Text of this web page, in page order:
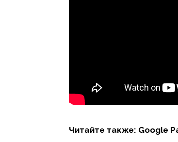
Читайте также: Google